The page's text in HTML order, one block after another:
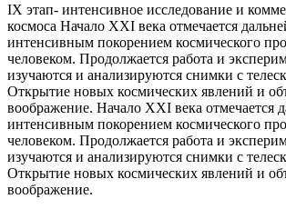
IX этап- интенсивное исследование и
космоса Начало XXI века отмечается
интенсивным покорением космического
человеком. Продолжается работа и
изучаются и анализируются снимки с
Открытие новых космических явлений и
воображение. Начало XXI века отмечается
интенсивным покорением космического
человеком. Продолжается работа и
изучаются и анализируются снимки с
Открытие новых космических явлений и
воображение.